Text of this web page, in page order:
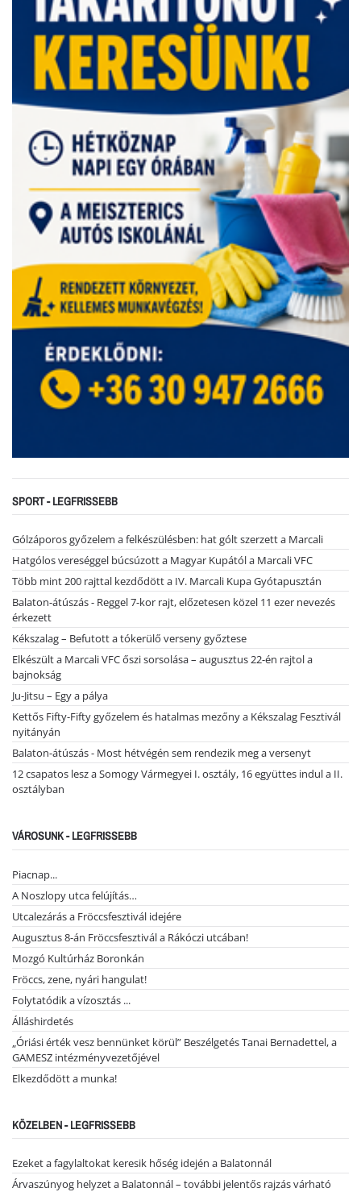
SPORT - LEGFRISSEBB
Gólzáporos győzelem a felkészülésben: hat gólt szerzett a Marcali
Hatgólos vereséggel búcsúzott a Magyar Kupától a Marcali VFC
Több mint 200 rajttal kezdődött a IV. Marcali Kupa Gyótapusztán
Balaton-átúszás - Reggel 7-kor rajt, előzetesen közel 11 ezer nevezés
érkezett
Kékszalag – Befutott a tókerülő verseny győztese
Elkészült a Marcali VFC őszi sorsolása – augusztus 22-én rajtol a
bajnokság
Ju-Jitsu – Egy a pálya
Kettős Fifty-Fifty győzelem és hatalmas mezőny a Kékszalag Fesztivál
nyitányán
Balaton-átúszás - Most hétvégén sem rendezik meg a versenyt
12 csapatos lesz a Somogy Vármegyei I. osztály, 16 együttes indul a II.
osztályban
VÁROSUNK - LEGFRISSEBB
Piacnap...
A Noszlopy utca felújítás…
Utcalezárás a Fröccsfesztivál idejére
Augusztus 8-án Fröccsfesztivál a Rákóczi utcában!
Mozgó Kultúrház Boronkán
Fröccs, zene, nyári hangulat!
Folytatódik a vízosztás ...
Álláshirdetés
„Óriási érték vesz bennünket körül” Beszélgetés Tanai Bernadettel, a
GAMESZ intézményvezetőjével
Elkezdődött a munka!
KÖZELBEN - LEGFRISSEBB
Ezeket a fagylaltokat keresik hőség idején a Balatonnál
Árvaszúnyog helyzet a Balatonnál – további jelentős rajzás várható